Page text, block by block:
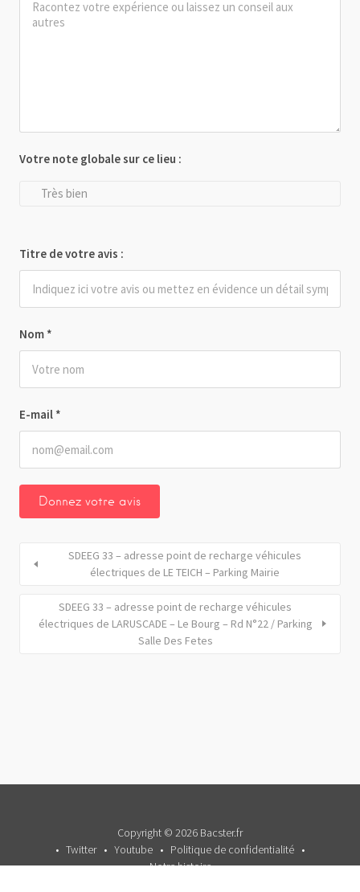
Nom *
E-mail *
Votre note globale sur ce lieu :
Très bien
Titre de votre avis :
SDEEG 33 – adresse point de recharge véhicules
électriques de LE TEICH – Parking Mairie
SDEEG 33 – adresse point de recharge véhicules
électriques de LARUSCADE – Le Bourg – Rd N°22 / Parking
Salle Des Fetes
Copyright © 2026 Bacster.fr
Twitter
Youtube
Politique de confidentialité
Notre histoire